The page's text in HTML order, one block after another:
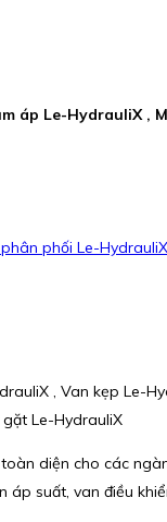
áp Le-HydrauliX ,
phối Le-HydrauliX
, Van kẹp Le-
Le-HydrauliX
diện cho các
suất, van điều